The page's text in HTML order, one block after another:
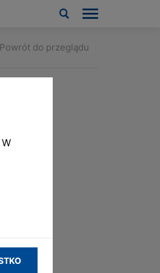
Powrót do przeglądu
DC dla